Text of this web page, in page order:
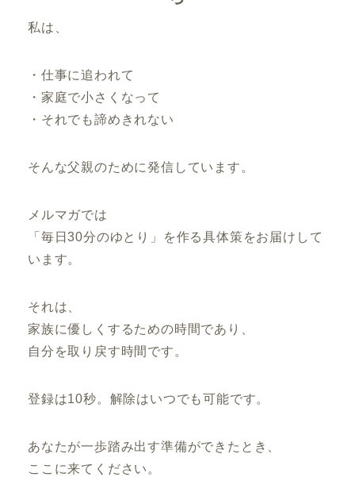
私は、
・仕事に追われて
・家庭で小さくなって
・それでも諦めきれない
そんな父親のために発信しています。
メルマガでは
「毎日30分のゆとり」を作る具体策をお届けして
います。
それは、
家族に優しくするための時間であり、
自分を取り戻す時間です。
登録は10秒。解除はいつでも可能です。
あなたが一歩踏み出す準備ができたとき、
ここに来てください。